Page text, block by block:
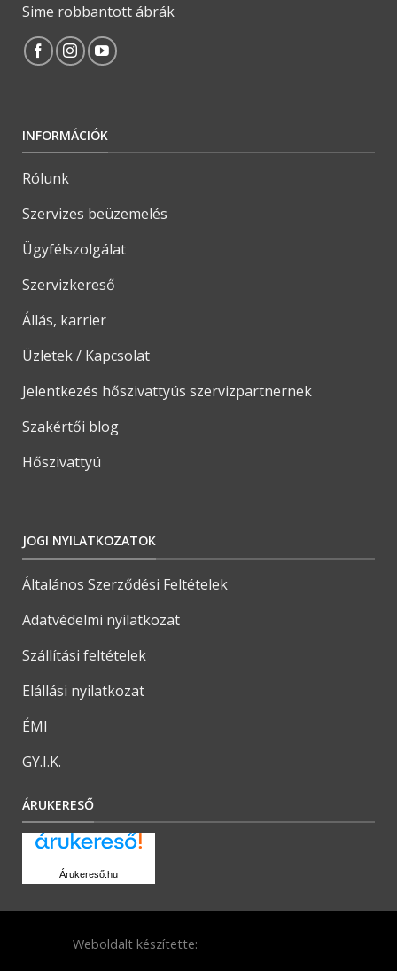
Sime robbantott ábrák
INFORMÁCIÓK
Rólunk
Szervizes beüzemelés
Ügyfélszolgálat
Szervizkereső
Állás, karrier
Üzletek / Kapcsolat
Jelentkezés hőszivattyús szervizpartnernek
Szakértői blog
Hőszivattyú
JOGI NYILATKOZATOK
Általános Szerződési Feltételek
Adatvédelmi nyilatkozat
Szállítási feltételek
Elállási nyilatkozat
ÉMI
GY.I.K.
ÁRUKERESŐ
Árukereső.hu
Weboldalt készítette: